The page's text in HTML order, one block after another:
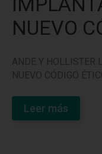
NUEVO
ANDE Y HOLLISTER
NUEVO CÓDIGO
Leer más